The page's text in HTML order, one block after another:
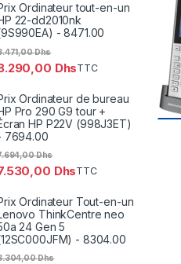
Ordinateur tout-en-un
22-dd2010nk
- 8471.00
Dhs
Dhs
TTC
Ordinateur de bureau
Pro 290 G9 tour +
HP P22V (998J3ET)
7694.00
Dhs
Dhs
TTC
Ordinateur Tout-en-un
ThinkCentre neo
24 Gen 5
- 8304.00
Dhs